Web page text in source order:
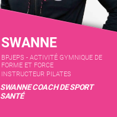
SWANNE
BPJEPS - ACTIVITÉ GYMNIQUE DE
FORME ET FORCE
INSTRUCTEUR PILATES
SWANNE COACH DE SPORT
SANTÉ